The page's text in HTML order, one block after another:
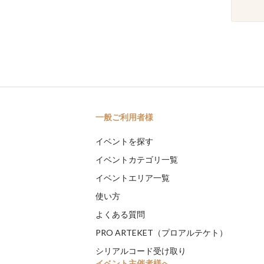
一般ご利用者様
イベントを探す
イベントカテゴリ一覧
イベントエリア一覧
使い方
よくある質問
PRO ARTEKET（プロアルテケト）
シリアルコード受け取り